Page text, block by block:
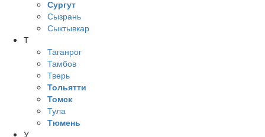
Сургут
Сызрань
Сыктывкар
Т
Таганрог
Тамбов
Тверь
Тольятти
Томск
Тула
Тюмень
У